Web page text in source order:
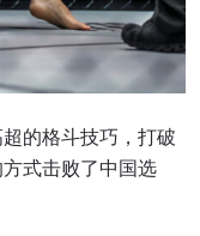
的格斗技巧，打破
式击败了中国选